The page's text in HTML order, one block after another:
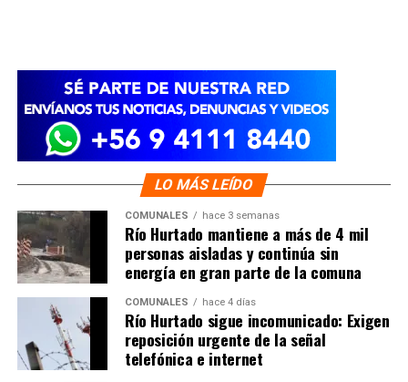
LO MÁS LEÍDO
COMUNALES hace 3 semanas
Río Hurtado mantiene a más de 4 mil
personas aisladas y continúa sin
energía en gran parte de la comuna
COMUNALES hace 4 días
Río Hurtado sigue incomunicado: Exigen
reposición urgente de la señal
telefónica e internet